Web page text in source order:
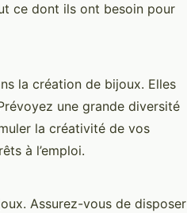
ce dont ils ont besoin pour
la création de bijoux. Elles
une grande diversité
la créativité de vos
à l’emploi.
Assurez-vous de disposer